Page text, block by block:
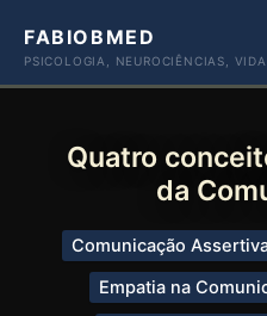
paraFABIOBMED
PSICOLOGIA, NEUROCIÊNCIAS, VIDA
Quatro
da
Comunicação
Empatia na